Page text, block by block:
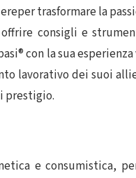
trasformare la
consigli e
con la sua
lavorativo dei suoi
prestigio.
e consumistica,